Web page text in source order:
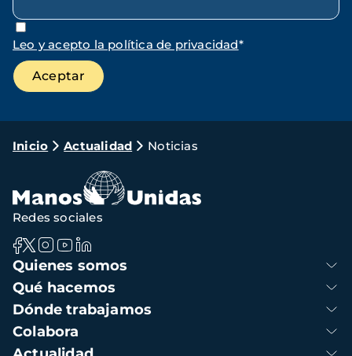
Leo y acepto la política de privacidad*
Ruta
navegación
Inicio Actualidad Noticias
Navegación
principal
Quienes somos
Qué hacemos
Dónde trabajamos
Colabora
Redes sociales